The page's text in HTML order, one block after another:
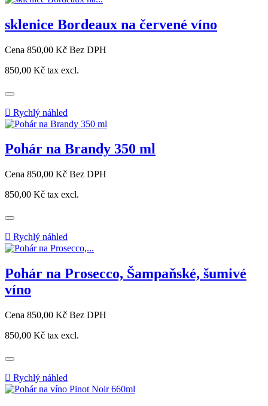
sklenice Bordeaux na červené víno
Cena 850,00 Kč Bez DPH
850,00 Kč tax excl.
 Rychlý náhled
Pohár na Brandy 350 ml
Cena 850,00 Kč Bez DPH
850,00 Kč tax excl.
 Rychlý náhled
Pohár na Prosecco, Šampaňské, šumivé
víno
Cena 850,00 Kč Bez DPH
850,00 Kč tax excl.
 Rychlý náhled